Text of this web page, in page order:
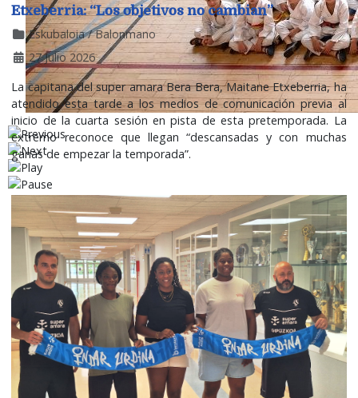
Etxeberria: “Los objetivos no cambian”
Eskubaloia / Balonmano
27 Julio 2026
La capitana del super amara Bera Bera, Maitane Etxeberria, ha
atendido esta tarde a los medios de comunicación previa al
inicio de la cuarta sesión en pista de esta pretemporada. La
extremo reconoce que llegan “descansadas y con muchas
ganas de empezar la temporada”.